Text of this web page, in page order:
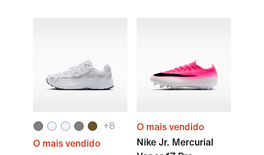
+8
O mais vendido
O mais vendido
Nike Jr. Mercurial